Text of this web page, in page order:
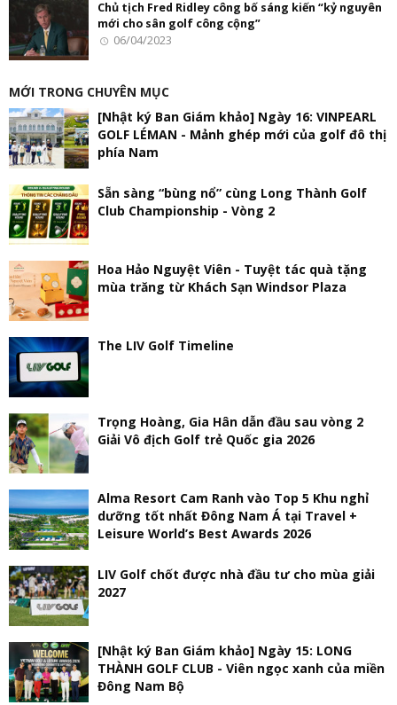
Chủ tịch Fred Ridley công bố sáng kiến “kỷ nguyên
mới cho sân golf công cộng”
06/04/2023
MỚI TRONG CHUYÊN MỤC
[Nhật ký Ban Giám khảo] Ngày 16: VINPEARL
GOLF LÉMAN - Mảnh ghép mới của golf đô thị
phía Nam
Sẵn sàng “bùng nổ” cùng Long Thành Golf
Club Championship - Vòng 2
Hoa Hảo Nguyệt Viên - Tuyệt tác quà tặng
mùa trăng từ Khách Sạn Windsor Plaza
The LIV Golf Timeline
Trọng Hoàng, Gia Hân dẫn đầu sau vòng 2
Giải Vô địch Golf trẻ Quốc gia 2026
Alma Resort Cam Ranh vào Top 5 Khu nghỉ
dưỡng tốt nhất Đông Nam Á tại Travel +
Leisure World’s Best Awards 2026
LIV Golf chốt được nhà đầu tư cho mùa giải
2027
[Nhật ký Ban Giám khảo] Ngày 15: LONG
THÀNH GOLF CLUB - Viên ngọc xanh của miền
Đông Nam Bộ